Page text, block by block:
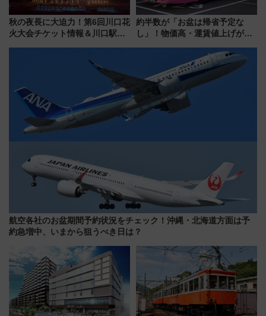
秋の夜長に大迫力！第6回川口花
火大会チケット情報＆川口駅か
約半数が「お盆は帰省予定な
し」！物価高・運賃値上げが財
りたいけど……【WILLER お盆
帰省動向調査】
航空各社のお盆期間予約状況をチェック！沖縄・北海道方面は予
約急増中、いまから狙うべき日は？